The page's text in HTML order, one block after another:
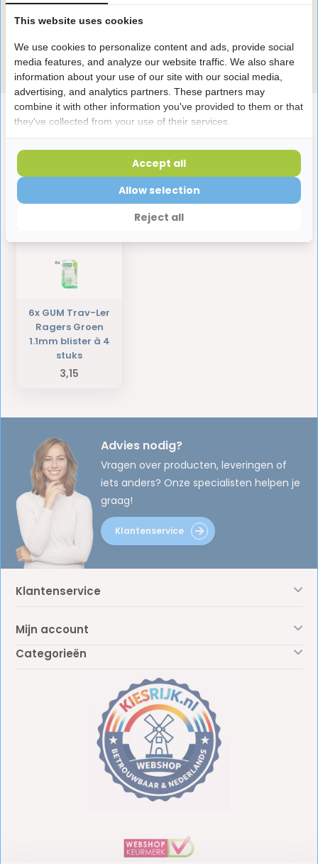
Productomschrijving
Reviews
in de chat of stuur een e-mail.
Stuur e-mail
Laatst bekeken producten
6x GUM Trav-Ler
Ragers Groen
1.1mm blister à 4
stuks
3,15
Advies nodig?
Vragen over producten, leveringen of
iets anders? Onze specialisten helpen je
graag!
Klantenservice
Klantenservice
Mijn account
Categorieën
This website uses cookies
We use cookies to personalize content and ads, provide social
media features, and analyze our website traffic. We also share
information about your use of our site with our social media,
advertising, and analytics partners. These partners may
combine it with other information you've provided to them or that
they've collected from your use of their services.
Reject all
Allow selection
Accept all